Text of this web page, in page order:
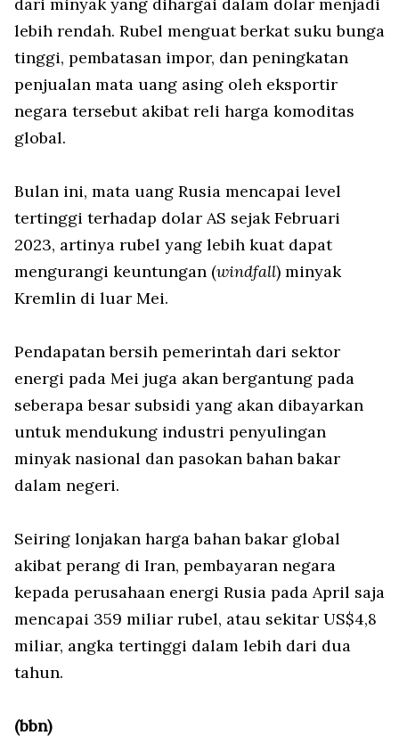
dari minyak yang dihargai dalam dolar menjadi
lebih rendah. Rubel menguat berkat suku bunga
tinggi, pembatasan impor, dan peningkatan
penjualan mata uang asing oleh eksportir
negara tersebut akibat reli harga komoditas
global.
Bulan ini, mata uang Rusia mencapai level
tertinggi terhadap dolar AS sejak Februari
2023, artinya rubel yang lebih kuat dapat
mengurangi keuntungan (windfall) minyak
Kremlin di luar Mei.
Pendapatan bersih pemerintah dari sektor
energi pada Mei juga akan bergantung pada
seberapa besar subsidi yang akan dibayarkan
untuk mendukung industri penyulingan
minyak nasional dan pasokan bahan bakar
dalam negeri.
Seiring lonjakan harga bahan bakar global
akibat perang di Iran, pembayaran negara
kepada perusahaan energi Rusia pada April saja
mencapai 359 miliar rubel, atau sekitar US$4,8
miliar, angka tertinggi dalam lebih dari dua
tahun.
(bbn)